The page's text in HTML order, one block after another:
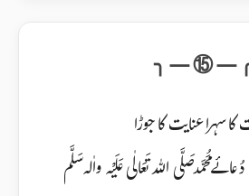
سہرا عنایت کا جوڑا
مُحَمَّد صَلَّی اللہ تَعَالٰی عَلَیْہ واٰلہ سَلَّم